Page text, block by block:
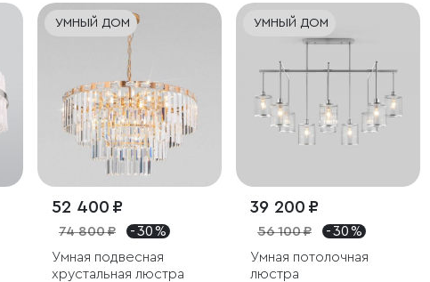
УМНЫЙ ДОМ
52 400 ₽
74 800 ₽
- 30 %
Умная подвесная
хрустальная люстра
УМНЫЙ ДОМ
39 200 ₽
56 100 ₽
- 30 %
Умная потолочная
люстра